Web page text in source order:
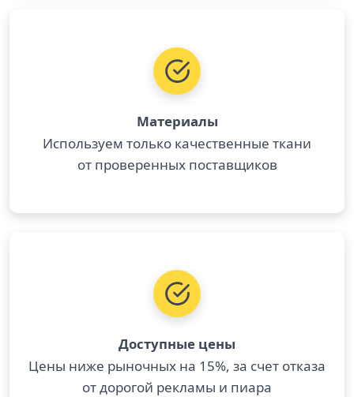
Материалы
Используем только качественные ткани
от проверенных поставщиков
Доступные цены
Цены ниже рыночных на 15%, за счет отказа
от дорогой рекламы и пиара